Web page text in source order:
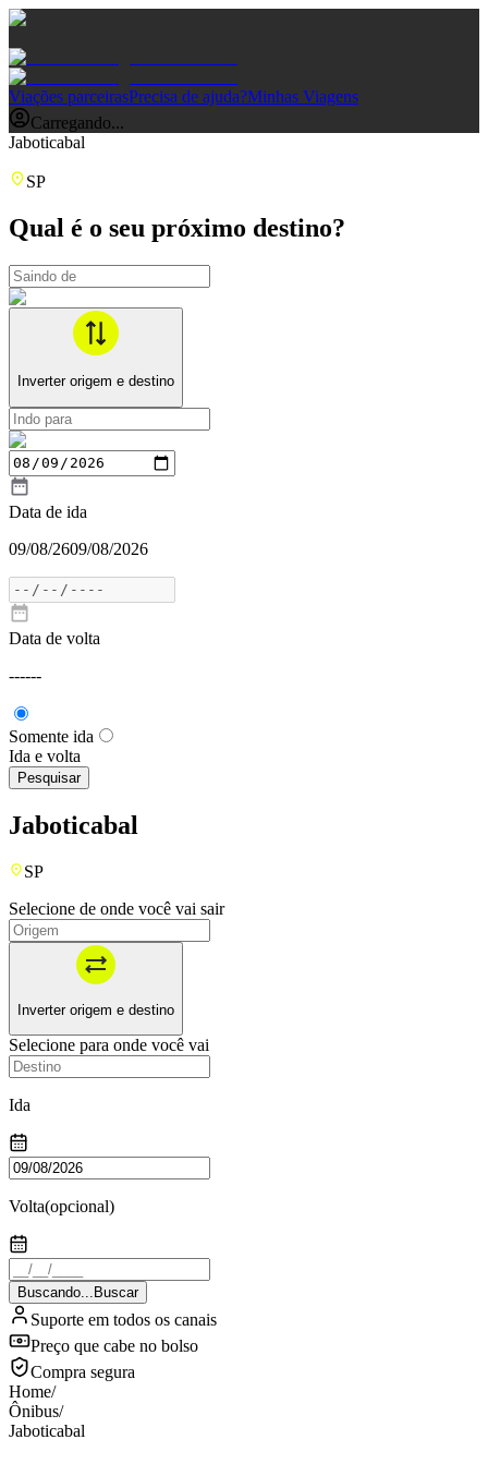
Viações parceirasPrecisa de ajuda?Minhas Viagens
Carregando...
Jaboticabal
SP
Qual é o seu próximo destino?
Inverter origem e destino
Data de ida
09/08/2609/08/2026
Data de volta
------
Somente ida
Ida e volta
Pesquisar
Jaboticabal
SP
Selecione de onde você vai sair
Inverter origem e destino
Selecione para onde você vai
Ida
Volta(opcional)
Buscando... Buscar
Suporte em todos os canais
Preço que cabe no bolso
Compra segura
Home/
Ônibus/
Jaboticabal